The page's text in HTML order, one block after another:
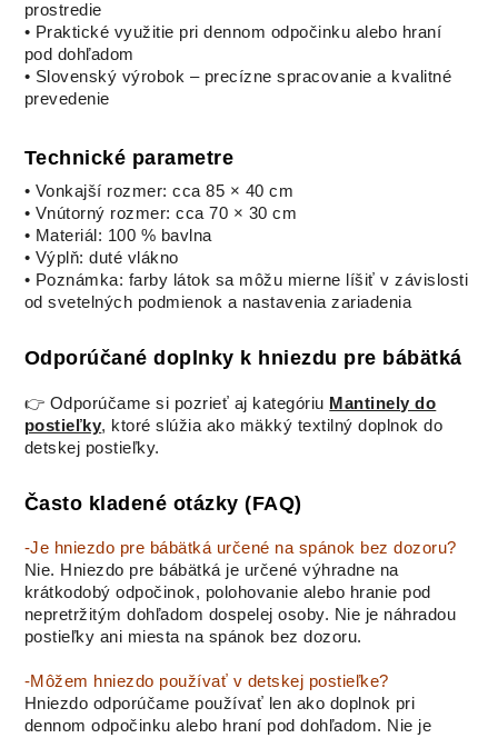
prostredie
• Praktické využitie pri dennom odpočinku alebo hraní
pod dohľadom
• Slovenský výrobok – precízne spracovanie a kvalitné
prevedenie
Technické parametre
• Vonkajší rozmer: cca 85 × 40 cm
• Vnútorný rozmer: cca 70 × 30 cm
• Materiál: 100 % bavlna
• Výplň: duté vlákno
• Poznámka: farby látok sa môžu mierne líšiť v závislosti
od svetelných podmienok a nastavenia zariadenia
Odporúčané doplnky k hniezdu pre bábätká
👉 Odporúčame si pozrieť aj kategóriu Mantinely do
postieľky, ktoré slúžia ako mäkký textilný doplnok do
detskej postieľky.
Často kladené otázky (FAQ)
-Je hniezdo pre bábätká určené na spánok bez dozoru?
Nie. Hniezdo pre bábätká je určené výhradne na
krátkodobý odpočinok, polohovanie alebo hranie pod
nepretržitým dohľadom dospelej osoby. Nie je náhradou
postieľky ani miesta na spánok bez dozoru.
-Môžem hniezdo používať v detskej postieľke?
Hniezdo odporúčame používať len ako doplnok pri
dennom odpočinku alebo hraní pod dohľadom. Nie je